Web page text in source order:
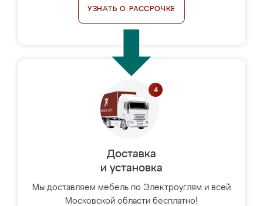
УЗНАТЬ О РАССРОЧКЕ
Доставка
и установка
Мы доставляем мебель по Электроуглям и всей
Московской области бесплатно!